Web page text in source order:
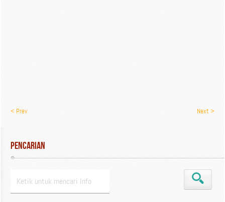
< Prev Next >
Pencarian